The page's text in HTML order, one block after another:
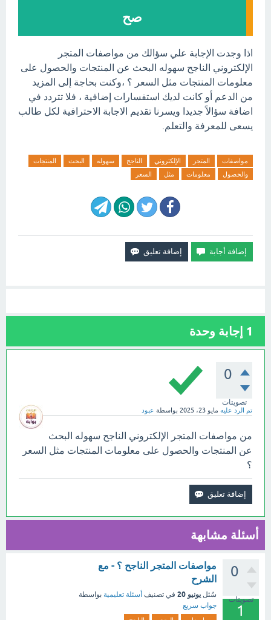
صح
اذا وجدت الإجابة علي سؤالك من مواصفات المتجر
الإلكتروني الناجح سهوله البحث عن المنتجات والحصول على
معلومات المنتجات مثل السعر ؟ ،وكنت بحاجة إلى المزيد
من الدعم أو كانت لديك استفسارات إضافية ، فلا تتردد في
اضافة سؤالاً جديدا ويسرنا تقديم الاجابة الاحترافية لكل طالب
يسعى للمعرفة والتعلم.
مواصفات المتجر الإلكتروني الناجح سهوله البحث
المنتجات
والحصول
معلومات مثل السعر
1 إجابة وحدة
0
تصويتات
تم الرد عليه مايو 23، 2025 بواسطة عبود
من مواصفات المتجر الإلكتروني الناجح سهوله البحث
عن المنتجات والحصول على معلومات المنتجات مثل السعر
؟
أسئلة مشابهة
0
تصويتات
1
مواصفات المتجر الناجح ؟ - مع
الشرح
سُئل يونيو 20 في تصنيف أسئلة تعليمية بواسطة
جواب سريع